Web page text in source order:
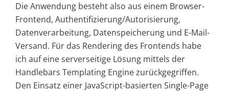
Die Anwendung besteht also aus einem Browser-
Frontend, Authentifizierung/Autorisierung,
Datenverarbeitung, Datenspeicherung und E-Mail-
Versand. Für das Rendering des Frontends habe
ich auf eine serverseitige Lösung mittels der
Handlebars Templating Engine zurückgegriffen.
Den Einsatz einer JavaScript-basierten Single-Page